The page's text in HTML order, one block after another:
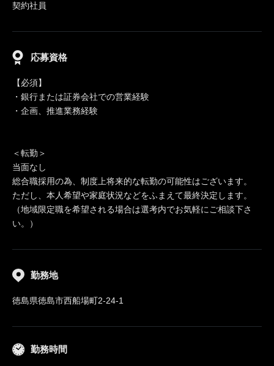
契約社員
応募資格
【必須】
・銀行または証券会社での営業経験
・企画、推進業務経験
＜転勤＞
当面なし
総合職採用の為、制度上将来的な転勤の可能性はございます。
ただし、本人希望や家庭状況などをふまえて最終決定します。
（地域限定職を希望される場合は選考内でお気軽にご相談下さ
い。）
勤務地
徳島県徳島市西船場町2-24-1
勤務時間